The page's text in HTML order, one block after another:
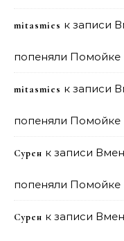
mitasmies к записи
попеняли Помойке
mitasmies к записи
попеняли Помойке
Сурен к записи
попеняли Помойке
Сурен к записи